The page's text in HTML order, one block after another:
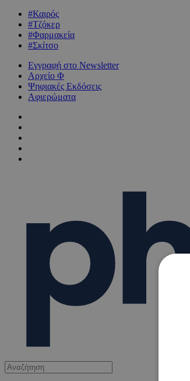
#Καιρός
#Τζόκερ
#Φαρμακεία
#Σκίτσο
Εγγραφή στο Newsletter
Αρχείο Φ
Ψηφιακές Εκδόσεις
Αφιερώματα